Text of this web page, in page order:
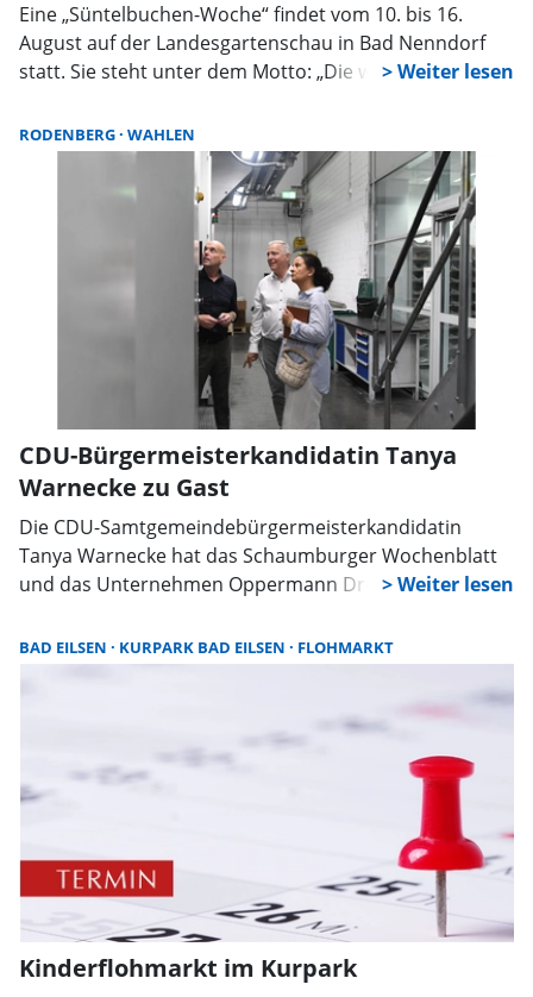
Eine „Süntelbuchen-Woche“ findet vom 10. bis 16.
August auf der Landesgartenschau in Bad Nenndorf
statt. Sie steht unter dem Motto: „Die welteinmalige
RODENBERG WAHLEN
CDU-Bürgermeisterkandidatin Tanya
Warnecke zu Gast
Die CDU-Samtgemeindebürgermeisterkandidatin
Tanya Warnecke hat das Schaumburger Wochenblatt
und das Unternehmen Oppermann Druck und
besucht. Gemeinsam mit dem Vorsitzenden des CDU-
Ortsverbands Rodenberg, Ralf Schubart, erhielt sie
einen Einblick in die Abläufe des familiengeführten
Betriebs und schaute sich auch das moderne
Druckzentrum vor Ort an, in dem seit Kurzem auch das
Schaumburger Wochenblatt gedruckt wird.
BAD EILSEN KURPARK BAD EILSEN FLOHMARKT
Kinderflohmarkt im Kurpark